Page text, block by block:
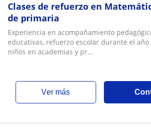
Clases de refuerzo en
de primaria
Experiencia en acompañamiento
educativas, refuerzo escolar durante el
niños en academias y pr...
ver más